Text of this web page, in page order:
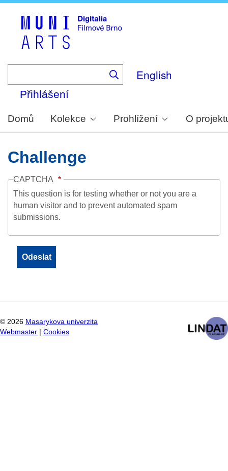
English
Přihlášení
Domů Kolekce Prohlížení O
Challenge
CAPTCHA
This question is for testing whether or not you are a
human visitor and to prevent automated spam
submissions.
© 2026 Masarykova univerzita
Webmaster
Cookies